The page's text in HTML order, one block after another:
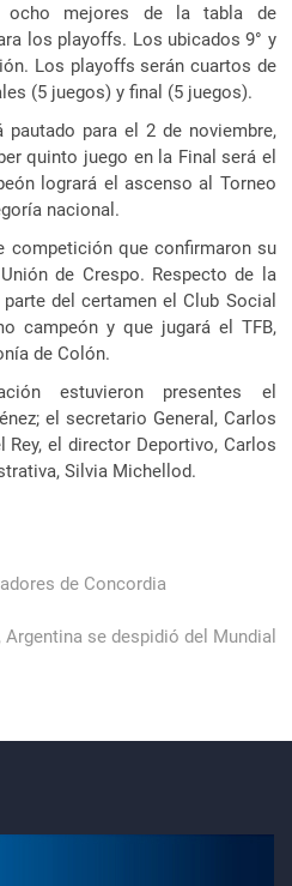
mejores de la tabla de
los playoffs. Los ubicados 9° y
Los playoffs serán cuartos de
(5 juegos) y final (5 juegos).
para el 2 de noviembre,
quinto juego en la Final será el
logrará el ascenso al Torneo
nacional.
competición que confirmaron su
de Crespo. Respecto de la
del certamen el Club Social
campeón y que jugará el TFB,
de Colón.
estuvieron presentes el
el secretario General, Carlos
el director Deportivo, Carlos
Silvia Michellod.
de Concordia
se despidió del Mundial